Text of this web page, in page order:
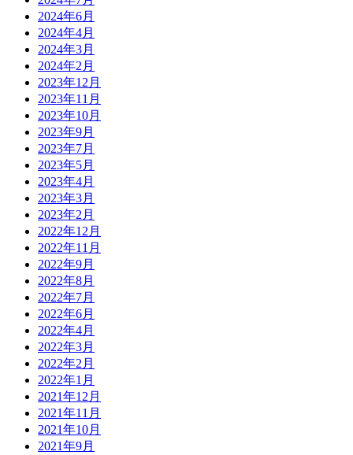
2024年6月
2024年4月
2024年3月
2024年2月
2023年12月
2023年11月
2023年10月
2023年9月
2023年7月
2023年5月
2023年4月
2023年3月
2023年2月
2022年12月
2022年11月
2022年9月
2022年8月
2022年7月
2022年6月
2022年4月
2022年3月
2022年2月
2022年1月
2021年12月
2021年11月
2021年10月
2021年9月